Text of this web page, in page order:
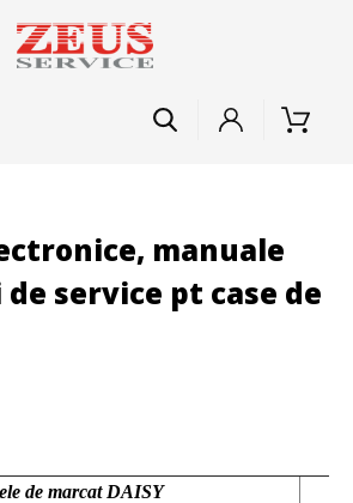
manuale
service pt case de
de marcat DAISY